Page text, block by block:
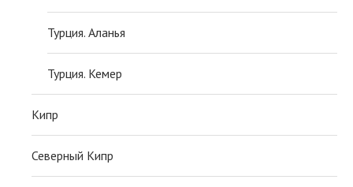
Турция. Аланья
Турция. Кемер
Кипр
Северный Кипр